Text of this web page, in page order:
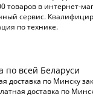
товаров в интернет-
сервис.
по технике.
по всей Беларуси
доставка по Минску
доставка по